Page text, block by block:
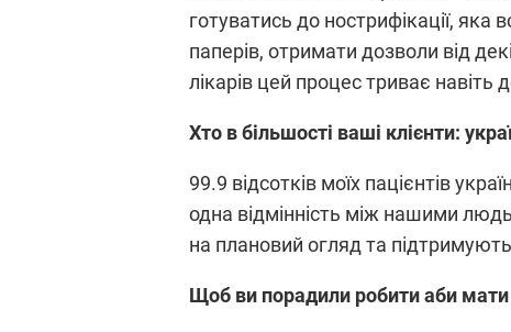
готуватись до нострифікації,
паперів, отримати дозволи від
лікарів цей процес триває навіть
Хто в більшості ваші клієнти:
99.9 відсотків моїх пацієнтів
одна відмінність між нашими
на плановий огляд та
Щоб ви порадили робити аби